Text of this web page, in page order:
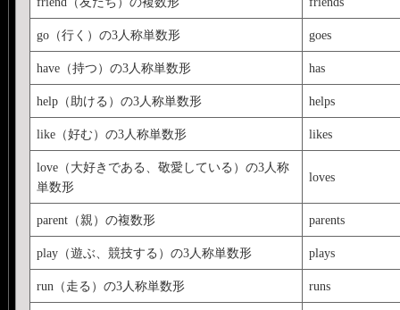
go（行く）の3人称単数形 goes
have（持つ）の3人称単数形 has
help（助ける）の3人称単数形 helps
like（好む）の3人称単数形 likes
love（大好きである、敬愛している）の3人称
単数形
loves
parent（親）の複数形 parents
play（遊ぶ、競技する）の3人称単数形 plays
run（走る）の3人称単数形 runs